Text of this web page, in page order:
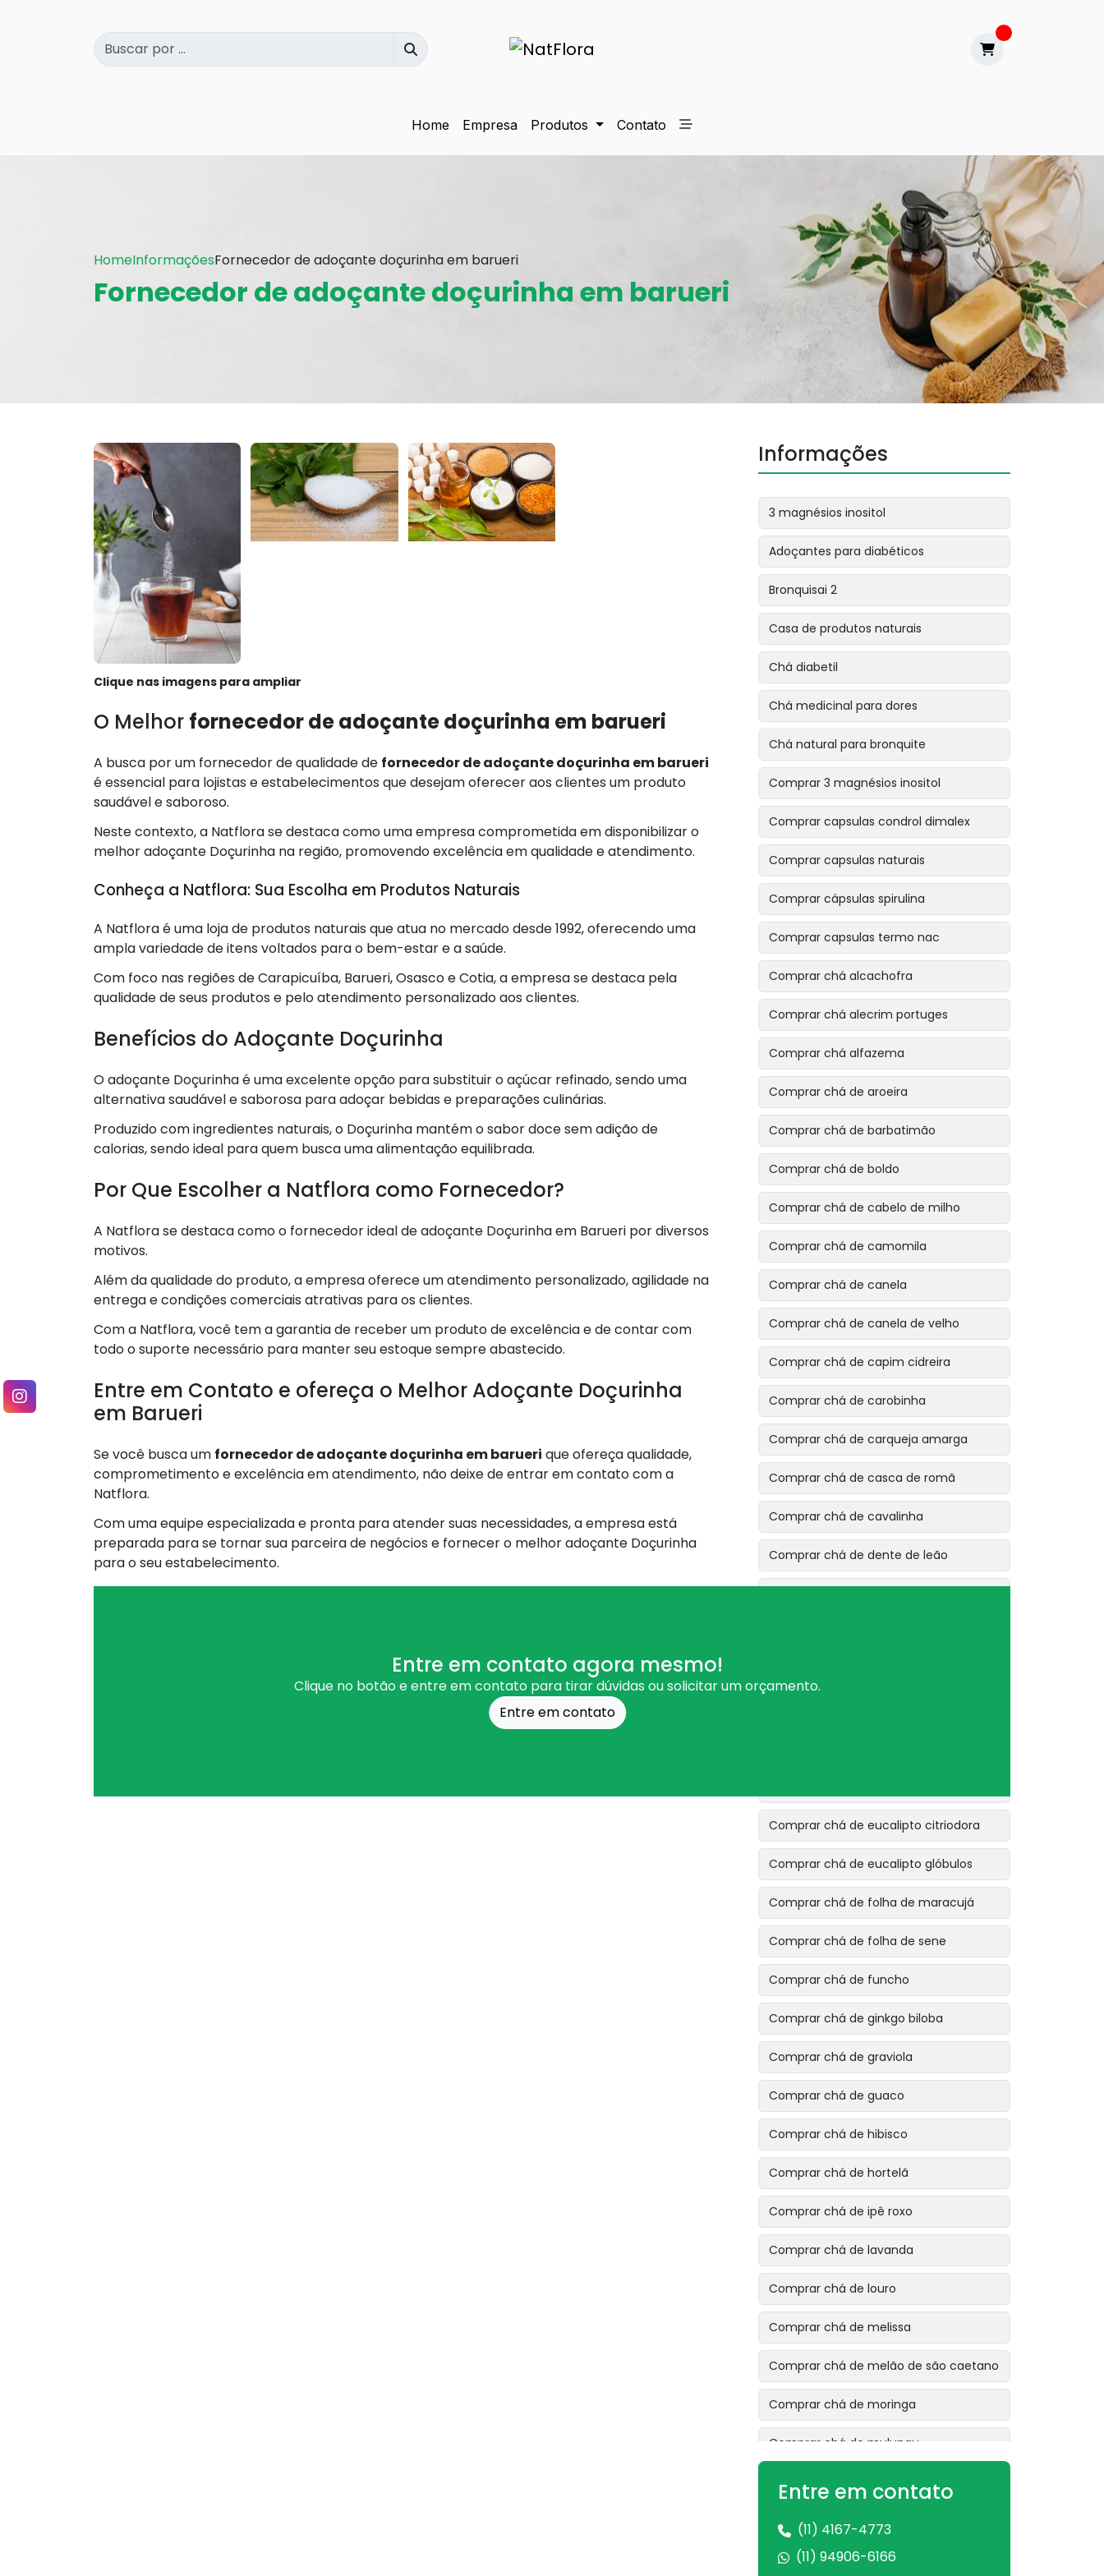
Home Empresa Produtos Contato
HomeInformaçõesFornecedor de adoçante doçurinha em barueri
Fornecedor de adoçante doçurinha em barueri
Clique nas imagens para ampliar
O Melhor fornecedor de adoçante doçurinha em barueri
A busca por um fornecedor de qualidade de fornecedor de adoçante doçurinha em barueri
é essencial para lojistas e estabelecimentos que desejam oferecer aos clientes um produto
saudável e saboroso.
Neste contexto, a Natflora se destaca como uma empresa comprometida em disponibilizar o
melhor adoçante Doçurinha na região, promovendo excelência em qualidade e atendimento.
Conheça a Natflora: Sua Escolha em Produtos Naturais
A Natflora é uma loja de produtos naturais que atua no mercado desde 1992, oferecendo uma
ampla variedade de itens voltados para o bem-estar e a saúde.
Com foco nas regiões de Carapicuíba, Barueri, Osasco e Cotia, a empresa se destaca pela
qualidade de seus produtos e pelo atendimento personalizado aos clientes.
Benefícios do Adoçante Doçurinha
O adoçante Doçurinha é uma excelente opção para substituir o açúcar refinado, sendo uma
alternativa saudável e saborosa para adoçar bebidas e preparações culinárias.
Produzido com ingredientes naturais, o Doçurinha mantém o sabor doce sem adição de
calorias, sendo ideal para quem busca uma alimentação equilibrada.
Por Que Escolher a Natflora como Fornecedor?
A Natflora se destaca como o fornecedor ideal de adoçante Doçurinha em Barueri por diversos
motivos.
Além da qualidade do produto, a empresa oferece um atendimento personalizado, agilidade na
entrega e condições comerciais atrativas para os clientes.
Com a Natflora, você tem a garantia de receber um produto de excelência e de contar com
todo o suporte necessário para manter seu estoque sempre abastecido.
Entre em Contato e ofereça o Melhor Adoçante Doçurinha
em Barueri
Se você busca um fornecedor de adoçante doçurinha em barueri que ofereça qualidade,
comprometimento e excelência em atendimento, não deixe de entrar em contato com a
Natflora.
Com uma equipe especializada e pronta para atender suas necessidades, a empresa está
preparada para se tornar sua parceira de negócios e fornecer o melhor adoçante Doçurinha
para o seu estabelecimento.
Entre em contato agora mesmo!
Clique no botão e entre em contato para tirar dúvidas ou solicitar um orçamento.
Entre em contato
Informações
3 magnésios inositol
Adoçantes para diabéticos
Bronquisai 2
Casa de produtos naturais
Chá diabetil
Chá medicinal para dores
Chá natural para bronquite
Comprar 3 magnésios inositol
Comprar capsulas condrol dimalex
Comprar capsulas naturais
Comprar cápsulas spirulina
Comprar capsulas termo nac
Comprar chá alcachofra
Comprar chá alecrim portuges
Comprar chá alfazema
Comprar chá de aroeira
Comprar chá de barbatimão
Comprar chá de boldo
Comprar chá de cabelo de milho
Comprar chá de camomila
Comprar chá de canela
Comprar chá de canela de velho
Comprar chá de capim cidreira
Comprar chá de carobinha
Comprar chá de carqueja amarga
Comprar chá de casca de romã
Comprar chá de cavalinha
Comprar chá de dente de leão
Comprar chá de eucalipto citriodora
Comprar chá de eucalipto glóbulos
Comprar chá de folha de maracujá
Comprar chá de folha de sene
Comprar chá de funcho
Comprar chá de ginkgo biloba
Comprar chá de graviola
Comprar chá de guaco
Comprar chá de hibisco
Comprar chá de hortelã
Comprar chá de ipê roxo
Comprar chá de lavanda
Comprar chá de louro
Comprar chá de melissa
Comprar chá de melão de são caetano
Comprar chá de moringa
Comprar chá de mulungu
Comprar chá de ora pro nóbis
Comprar chá de pata de vaca
Comprar chá de pau tenente
Entre em contato
(11) 4167-4773
(11) 94906-6166